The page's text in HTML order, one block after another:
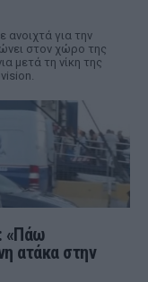
ανοιχτά για την
στον χώρο της
μετά τη νίκη της
«Πάω
ατάκα στην